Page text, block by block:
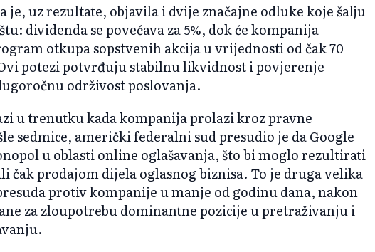
je, uz rezultate, objavila i dvije značajne odluke koje šalju
dividenda se povećava za 5%, dok će kompanija
otkupa sopstvenih akcija u vrijednosti od čak 70
potezi potvrđuju stabilnu likvidnost i povjerenje
održivost poslovanja.
u trenutku kada kompanija prolazi kroz pravne
sedmice, američki federalni sud presudio je da Google
u oblasti online oglašavanja, što bi moglo rezultirati
čak prodajom dijela oglasnog biznisa. To je druga velika
protiv kompanije u manje od godinu dana, nakon
za zloupotrebu dominantne pozicije u pretraživanju i